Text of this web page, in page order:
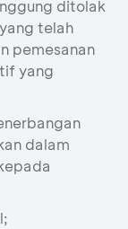
ditolak
telah
pemesanan
yang
dalam